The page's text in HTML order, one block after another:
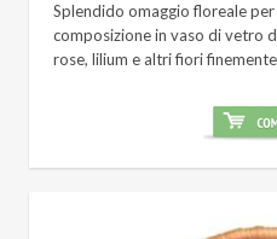
Splendido omaggio floreale
composizione in vaso di vetro
rose, lilium e altri fiori